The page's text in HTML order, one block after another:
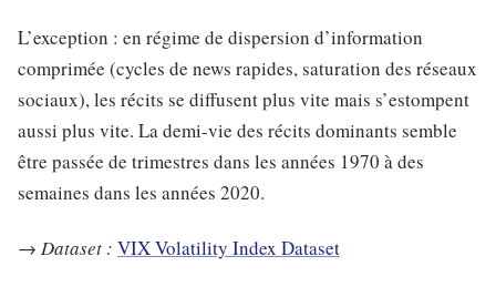
L’exception : en régime de dispersion d’information
comprimée (cycles de news rapides, saturation des réseaux
sociaux), les récits se diffusent plus vite mais s’estompent
aussi plus vite. La demi-vie des récits dominants semble
être passée de trimestres dans les années 1970 à des
semaines dans les années 2020.
→ Dataset : VIX Volatility Index Dataset